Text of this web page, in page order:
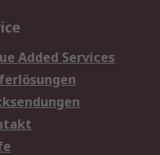
Added Services